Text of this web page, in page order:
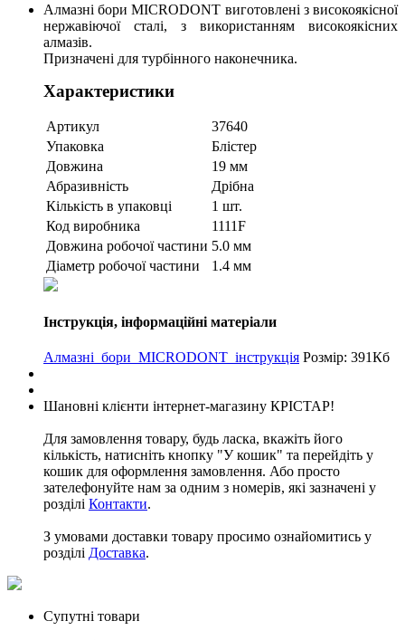
Алмазні бори MICRODONT виготовлені з високоякісної
нержавіючої сталі, з використанням високоякісних
алмазів.
Призначені для турбінного наконечника.
Характеристики
Артикул
37640
Упаковка
Блістер
Довжина
19 мм
Абразивність
Дрібна
Кількість в упаковці
1 шт.
Код виробника
1111F
Довжина робочої частини 5.0 мм
Діаметр робочої частини
1.4 мм
Інструкція, інформаційні матеріали
Алмазні_бори_MICRODONT_інструкція Розмір: 391Кб
Шановні клієнти інтернет-магазину КРІСТАР!
Для замовлення товару, будь ласка, вкажіть його
кількість, натисніть кнопку "У кошик" та перейдіть у
кошик для оформлення замовлення. Або просто
зателефонуйте нам за одним з номерів, які зазначені у
розділі Контакти.
З умовами доставки товару просимо ознайомитись у
розділі Доставка.
Супутні товари